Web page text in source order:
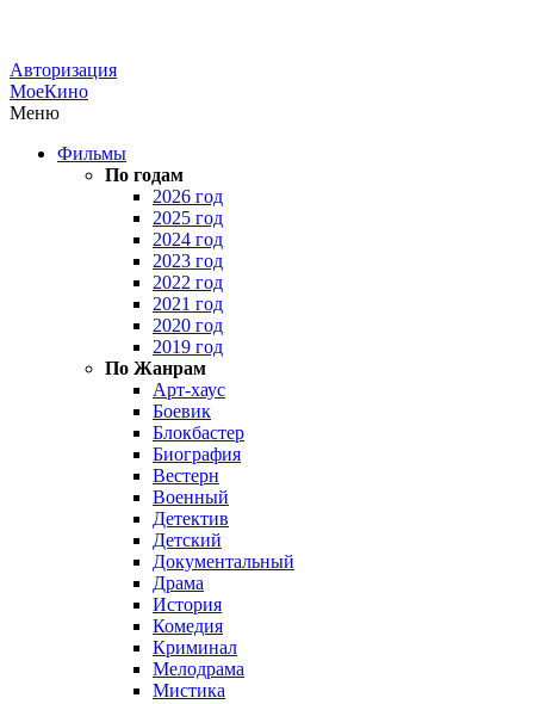
Авторизация
МоеКино
Меню
Фильмы
По годам
2026 год
2025 год
2024 год
2023 год
2022 год
2021 год
2020 год
2019 год
По Жанрам
Арт-хаус
Боевик
Блокбастер
Биография
Вестерн
Военный
Детектив
Детский
Документальный
Драма
История
Комедия
Криминал
Мелодрама
Мистика